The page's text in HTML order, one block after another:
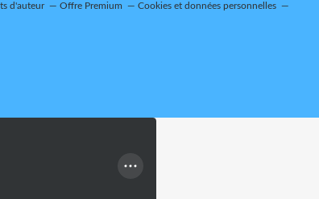
d'auteur Offre Premium Cookies et données personnelles